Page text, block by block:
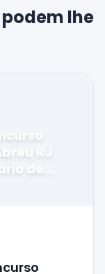
lhe
RJ
de